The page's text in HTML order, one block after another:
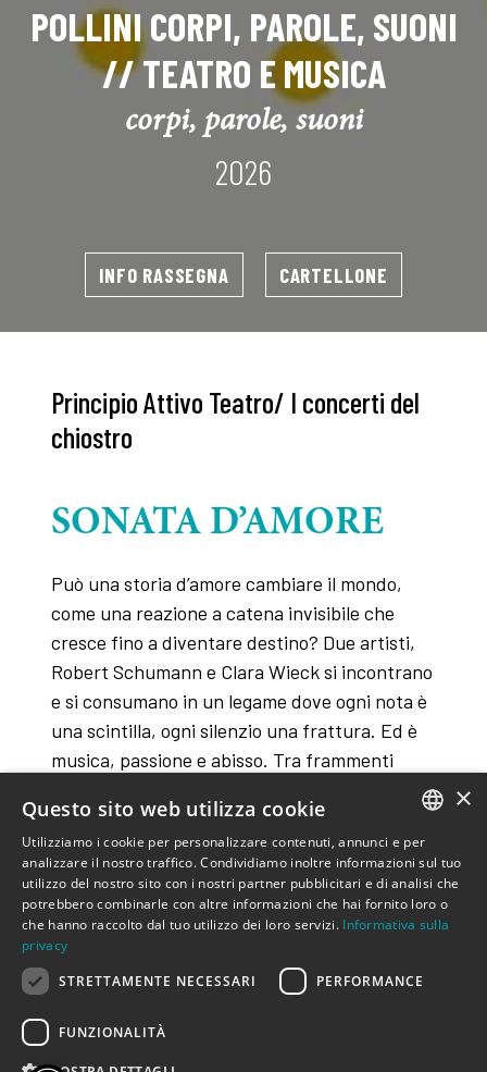
POLLINI CORPI, PAROLE, SUONI
// TEATRO E MUSICA
corpi, parole, suoni
2026
INFO RASSEGNA CARTELLONE
Principio Attivo Teatro/ I concerti del
chiostro
SONATA D’AMORE
Può una storia d’amore cambiare il mondo,
come una reazione a catena invisibile che
cresce fino a diventare destino? Due artisti,
Robert Schumann e Clara Wieck si incontrano
e si consumano in un legame dove ogni nota è
una scintilla, ogni silenzio una frattura. Ed è
musica, passione e abisso. Tra frammenti
poetici e composizioni che attraversano la loro
vita, l’amore diventa linguaggio assoluto,
capace di sollevare la realtà o farla precipitare
voce recitante Giuseppe Semeraro;
Semeraro; musiche di R. Schumann e J.
ITALIAN
ENGLISH
×
Questo sito web utilizza cookie
Utilizziamo i cookie per personalizzare contenuti, annunci e per
analizzare il nostro traffico. Condividiamo inoltre informazioni sul tuo
utilizzo del nostro sito con i nostri partner pubblicitari e di analisi che
potrebbero combinarle con altre informazioni che hai fornito loro o
che hanno raccolto dal tuo utilizzo dei loro servizi. Informativa sulla
privacy
STRETTAMENTE NECESSARI
PERFORMANCE
FUNZIONALITÀ